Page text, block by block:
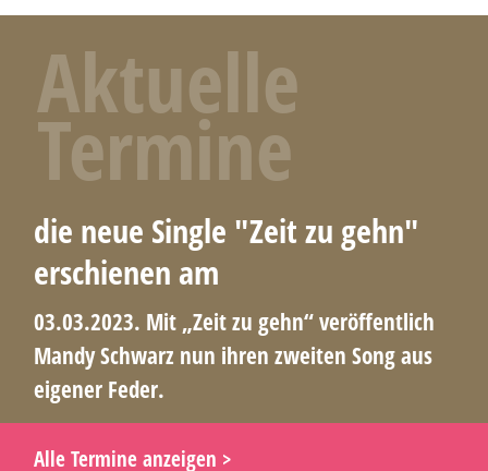
Aktuelle
Termine
die neue Single "Zeit zu gehn"
erschienen am
03.03.2023. Mit „Zeit zu gehn“ veröffentlich
Mandy Schwarz nun ihren zweiten Song aus
eigener Feder.
Alle Termine anzeigen >